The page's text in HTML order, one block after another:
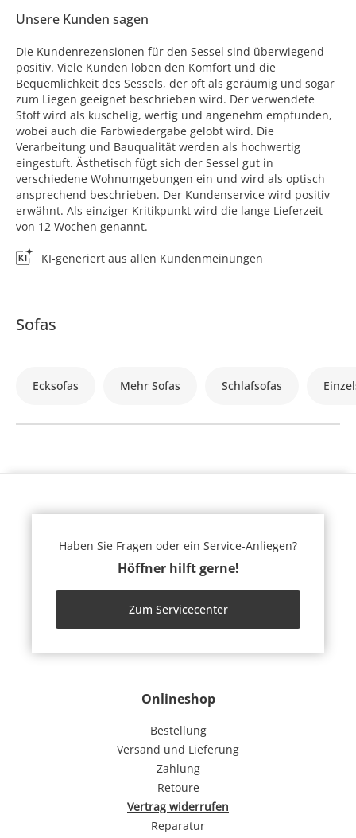
Unsere Kunden sagen
Die Kundenrezensionen für den Sessel sind überwiegend
positiv. Viele Kunden loben den Komfort und die
Bequemlichkeit des Sessels, der oft als geräumig und sogar
zum Liegen geeignet beschrieben wird. Der verwendete
Stoff wird als kuschelig, wertig und angenehm empfunden,
wobei auch die Farbwiedergabe gelobt wird. Die
Verarbeitung und Bauqualität werden als hochwertig
eingestuft. Ästhetisch fügt sich der Sessel gut in
verschiedene Wohnumgebungen ein und wird als optisch
ansprechend beschrieben. Der Kundenservice wird positiv
erwähnt. Als einziger Kritikpunkt wird die lange Lieferzeit
von 12 Wochen genannt.
KI-generiert aus allen Kundenmeinungen
Sofas
Ecksofas Mehr Sofas Schlafsofas
Onlineshop
Bestellung
Versand und Lieferung
Zahlung
Retoure
Vertrag widerrufen
Reparatur
Haben Sie Fragen oder ein Service-Anliegen?
Höffner hilft gerne!
Zum Servicecenter